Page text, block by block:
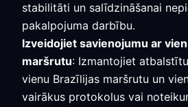
stabilitāti un salīdzināšanai
pakalpojuma darbību.
Izveidojiet savienojumu ar
maršrutu: Izmantojiet
vienu Brazīlijas maršrutu un
vairākus protokolus vai